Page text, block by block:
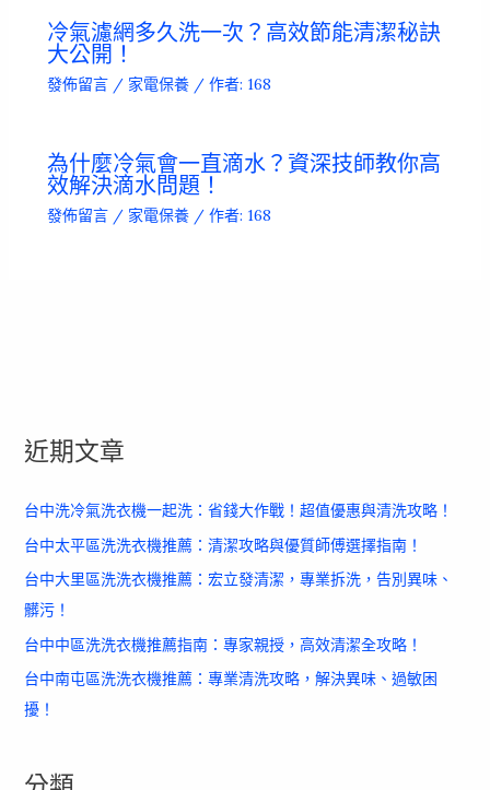
冷氣濾網多久洗一次？高效節能清潔秘訣
大公開！
發佈留言 / 家電保養/ 作者: 168
為什麼冷氣會一直滴水？資深技師教你高
效解決滴水問題！
發佈留言 / 家電保養/ 作者: 168
近期文章
台中洗冷氣洗衣機一起洗：省錢大作戰！超值優惠與清洗攻略！
台中太平區洗洗衣機推薦：清潔攻略與優質師傅選擇指南！
台中大里區洗洗衣機推薦：宏立發清潔，專業拆洗，告別異味、
髒污！
台中中區洗洗衣機推薦指南：專家親授，高效清潔全攻略！
台中南屯區洗洗衣機推薦：專業清洗攻略，解決異味、過敏困
擾！